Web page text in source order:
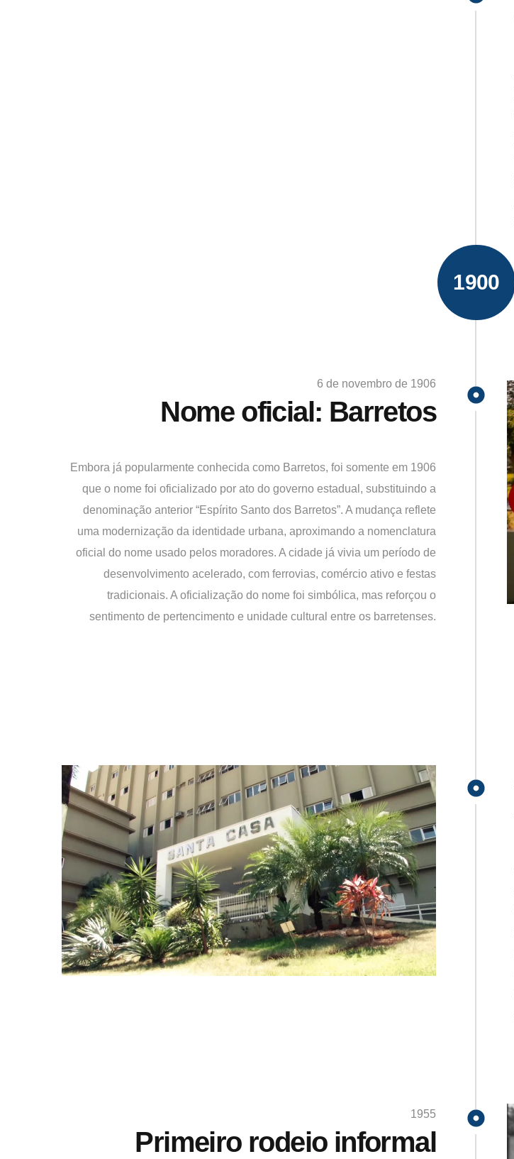
1900
6 de novembro de 1906
Nome oficial: Barretos
Embora já popularmente conhecida como Barretos, foi somente em 1906
que o nome foi oficializado por ato do governo estadual, substituindo a
denominação anterior “Espírito Santo dos Barretos”. A mudança reflete
uma modernização da identidade urbana, aproximando a nomenclatura
oficial do nome usado pelos moradores. A cidade já vivia um período de
desenvolvimento acelerado, com ferrovias, comércio ativo e festas
tradicionais. A oficialização do nome foi simbólica, mas reforçou o
sentimento de pertencimento e unidade cultural entre os barretenses.
1955
Primeiro rodeio informal